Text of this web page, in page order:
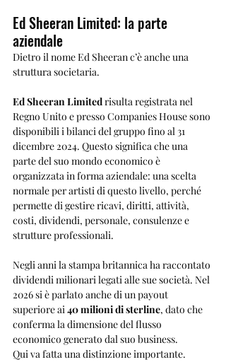
Ed Sheeran Limited: la parte
aziendale
Dietro il nome Ed Sheeran c’è anche una
struttura societaria.
Ed Sheeran Limited risulta registrata nel
Regno Unito e presso Companies House sono
disponibili i bilanci del gruppo fino al 31
dicembre 2024. Questo significa che una
parte del suo mondo economico è
organizzata in forma aziendale: una scelta
normale per artisti di questo livello, perché
permette di gestire ricavi, diritti, attività,
costi, dividendi, personale, consulenze e
strutture professionali.
Negli anni la stampa britannica ha raccontato
dividendi milionari legati alle sue società. Nel
2026 si è parlato anche di un payout
superiore ai 40 milioni di sterline, dato che
conferma la dimensione del flusso
economico generato dal suo business.
Qui va fatta una distinzione importante.